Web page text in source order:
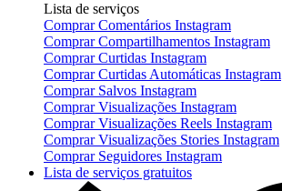
Lista de serviços
Comprar Comentários Instagram
Comprar Compartilhamentos Instagram
Comprar Curtidas Instagram
Comprar Curtidas Automáticas Instagram
Comprar Salvos Instagram
Comprar Visualizações Instagram
Comprar Visualizações Reels Instagram
Comprar Visualizações Stories Instagram
Comprar Seguidores Instagram
Lista de serviços gratuitos